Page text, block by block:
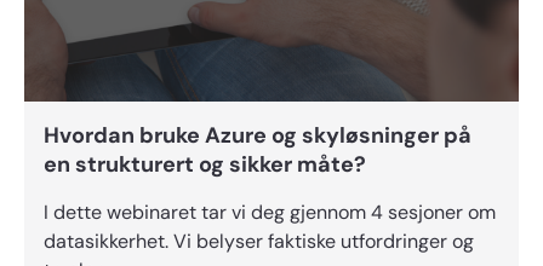
Hvordan bruke Azure og skyløsninger på
en strukturert og sikker måte?
I dette webinaret tar vi deg gjennom 4 sesjoner om
datasikkerhet. Vi belyser faktiske utfordringer og